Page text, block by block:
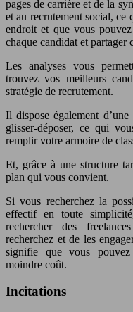
pages de carrière et de la
et au recrutement social, ce
endroit et que vous
chaque candidat et partager
Les analyses vous
trouvez vos meilleurs
stratégie de recrutement.
Il dispose également
glisser-déposer, ce qui
remplir votre armoire de
Et, grâce à une structure
plan qui vous convient.
Si vous recherchez la
effectif en toute
rechercher des
recherchez et de les
signifie que vous
moindre coût.
Incitations